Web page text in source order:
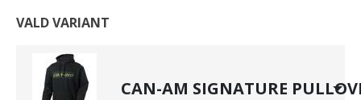
VALD VARIANT
CAN-AM SIGNATURE